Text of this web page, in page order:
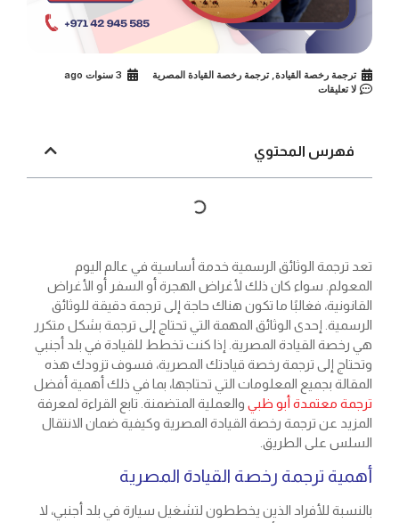
ترجمة رخصة القيادة ,ترجمة رخصة القيادة المصرية
3 سنوات ago
لا تعليقات
فهرس المحتوي
تعد ترجمة الوثائق الرسمية خدمة أساسية في عالم اليوم
المعولم. سواء كان ذلك لأغراض الهجرة أو السفر أو الأغراض
القانونية، فغالبًا ما تكون هناك حاجة إلى ترجمة دقيقة للوثائق
الرسمية. إحدى الوثائق المهمة التي تحتاج إلى ترجمة بشكل متكرر
هي رخصة القيادة المصرية. إذا كنت تخطط للقيادة في بلد أجنبي
وتحتاج إلى ترجمة رخصة قيادتك المصرية، فسوف تزودك هذه
المقالة بجميع المعلومات التي تحتاجها، بما في ذلك أهمية أفضل
ترجمة معتمدة أبو ظبي والعملية المتضمنة. تابع القراءة لمعرفة
المزيد عن ترجمة رخصة القيادة المصرية وكيفية ضمان الانتقال
السلس على الطريق.
أهمية ترجمة رخصة القيادة المصرية
بالنسبة للأفراد الذين يخططون لتشغيل سيارة في بلد أجنبي، لا